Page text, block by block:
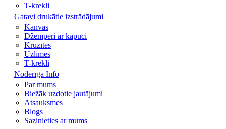
T-krekli
Gatavi drukātie izstrādājumi
Kanvas
Džemperi ar kapuci
Krūzītes
Uzlīmes
T-krekli
Noderīga Info
Par mums
Biežāk uzdotie jautājumi
Atsauksmes
Blogs
Sazinieties ar mums